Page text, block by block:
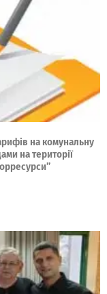
на комунальну
на території